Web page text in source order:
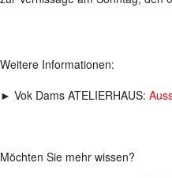
Weitere Informationen:
► Vok Dams ATELIERHAUS:
Möchten Sie mehr wissen?